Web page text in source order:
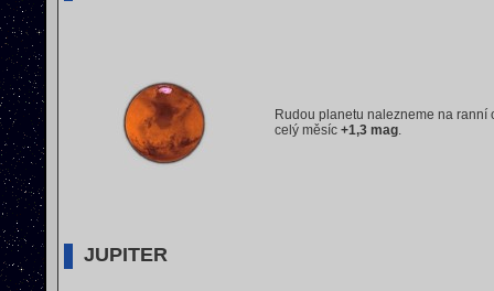
Rudou planetu nalezneme na
celý měsíc +1,3 mag.
JUPITER